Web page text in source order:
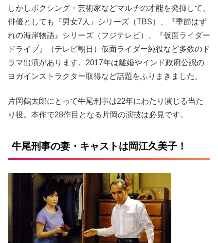
しかしボクシング・芸術家などマルチの才能を発揮して、
俳優としても『男女7人』シリーズ（TBS）、『季節はず
れの海岸物語』シリーズ（フジテレビ）、『仮面ライダー
ドライブ』（テレビ朝日）仮面ライダー純役など多数のド
ラマ出演があります。2017年は離婚やインド政府公認の
ヨガインストラクター取得など話題をふりまきました。
片岡鶴太郎にとって牛尾刑事は22年にわたり演じる当た
り役。本作で28作目となる片岡の演技は必見です。
牛尾刑事の妻・キャストは岡江久美子！